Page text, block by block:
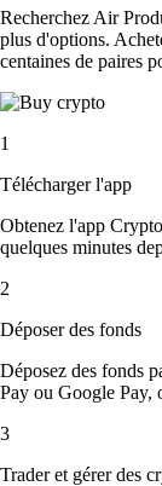
Recherchez Air
plus d'options.
centaines de paires
1
Télécharger l'app
Obtenez l'app
quelques minutes
2
Déposer des fonds
Déposez des fonds
Pay ou Google Pay,
3
Trader et gérer des